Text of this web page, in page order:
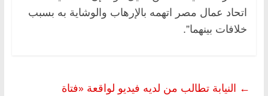
اتحاد عمال مصر اتهمه بالإرهاب والوشاية به بسبب
خلافات بينهما”.
← النيابة تطالب من لديه فيديو لواقعة «فتاة